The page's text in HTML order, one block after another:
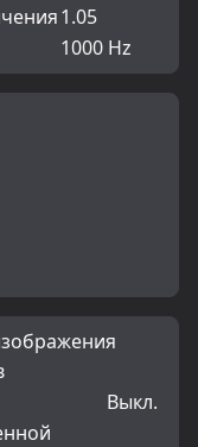
1.05
1000 Hz
Выкл.